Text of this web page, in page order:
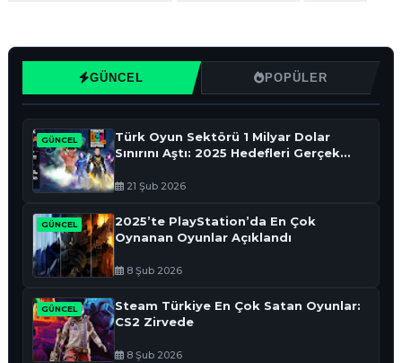
GÜNCEL POPÜLER
GÜNCEL
Türk Oyun Sektörü 1 Milyar Dolar
Sınırını Aştı: 2025 Hedefleri Gerçek
21 Şub 2026
GÜNCEL
2025’te PlayStation’da En Çok
Oynanan Oyunlar Açıklandı
8 Şub 2026
GÜNCEL
Steam Türkiye En Çok Satan Oyunlar:
CS2 Zirvede
8 Şub 2026